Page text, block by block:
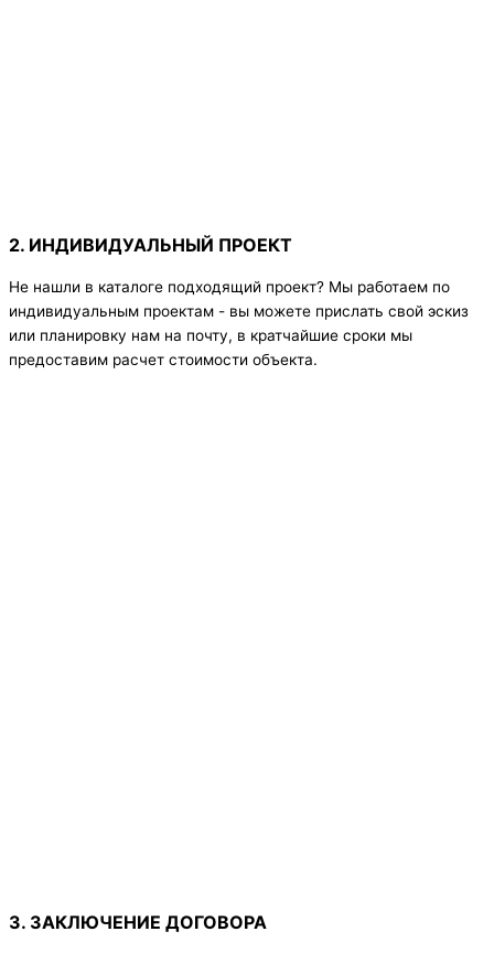
2. ИНДИВИДУАЛЬНЫЙ ПРОЕКТ
Не нашли в каталоге подходящий проект? Мы работаем по
индивидуальным проектам - вы можете прислать свой эскиз
или планировку нам на почту, в кратчайшие сроки мы
предоставим расчет стоимости объекта.
3. ЗАКЛЮЧЕНИЕ ДОГОВОРА